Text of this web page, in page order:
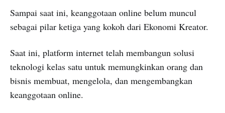
Sampai saat ini, keanggotaan online belum muncul
sebagai pilar ketiga yang kokoh dari Ekonomi Kreator.
Saat ini, platform internet telah membangun solusi
teknologi kelas satu untuk memungkinkan orang dan
bisnis membuat, mengelola, dan mengembangkan
keanggotaan online.